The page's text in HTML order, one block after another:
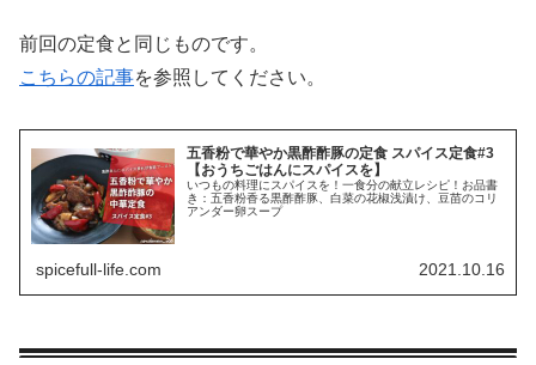
前回の定食と同じものです。
こちらの記事を参照してください。
五香粉で華やか黒酢酢豚の定食 スパイス定食#3
【おうちごはんにスパイスを】
いつもの料理にスパイスを！一食分の献立レシピ！お品書
き：五香粉香る黒酢酢豚、白菜の花椒浅漬け、豆苗のコリ
アンダー卵スープ
spicefull-life.com 2021.10.16